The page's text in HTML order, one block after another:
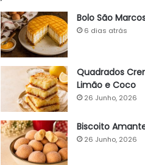
Bolo São
6 dias atrás
Quadrados
Limão e Coco
26 Junho, 2026
Biscoito
26 Junho, 2026